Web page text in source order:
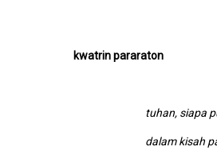
kwatrin pararaton
tuhan, siapa
dalam kisah